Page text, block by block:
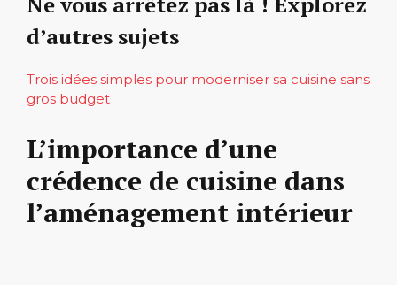
d’autres sujets
Trois idées simples pour moderniser sa cuisine sans
gros budget
L’importance d’une
crédence de cuisine dans
l’aménagement intérieur